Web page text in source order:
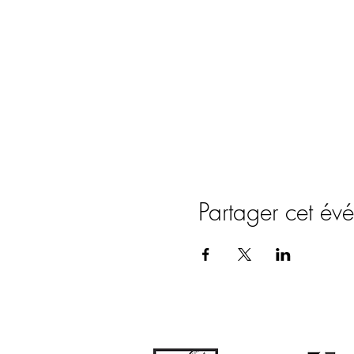
Partager cet